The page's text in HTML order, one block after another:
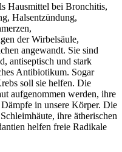
Hausmittel bei Bronchitis,
Halsentzündung,
der Wirbelsäule,
angewandt. Sie sind
antiseptisch und stark
Antibiotikum. Sogar
soll sie helfen. Die
aufgenommen werden, ihre
in unsere Körper. Die
ihre ätherischen
helfen freie Radikale